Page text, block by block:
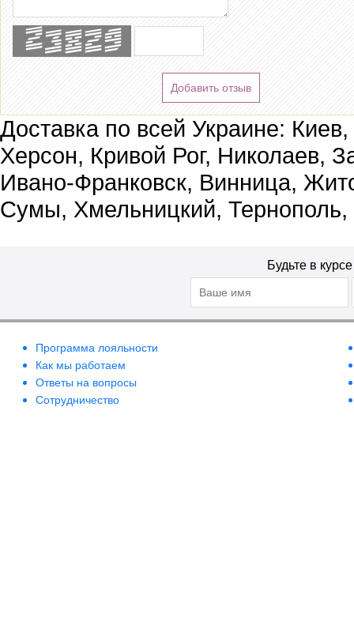
Добавить отзыв
Доставка по всей Украине:
Херсон, Кривой Рог, Николаев,
Ивано-Франковск, Винница,
Сумы, Хмельницкий, Тернополь,
Будьте в
Программа лояльности
Как мы работаем
Ответы на вопросы
Сотрудничество